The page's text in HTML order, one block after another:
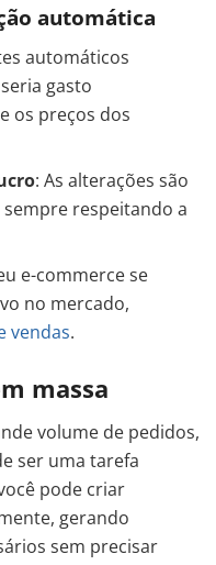
automática
automáticos
gasto
os preços dos
: As alterações são
respeitando a
e-commerce se
no mercado,
vendas.
massa
volume de pedidos,
ser uma tarefa
pode criar
gerando
sem precisar